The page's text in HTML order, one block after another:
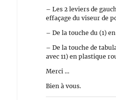
– Les 2 leviers de
effaçage du viseur de
– De la touche du (1)
– De la touche de
avec 11) en plastique
Merci …
Bien à vous.